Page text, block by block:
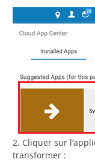
2. Cliquer sur
transformer :